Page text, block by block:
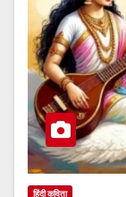
हिंदी कविता